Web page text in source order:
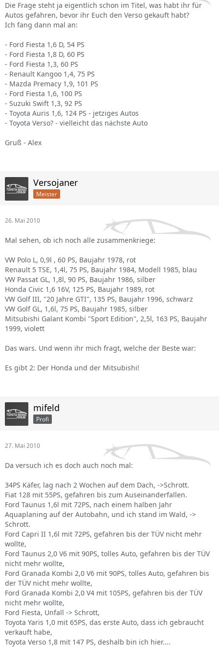
Die Frage steht ja eigentlich schon im Titel, was habt ihr für
Autos gefahren, bevor ihr Euch den Verso gekauft habt?
Ich fang dann mal an:
- Ford Fiesta 1,6 D, 54 PS
- Ford Fiesta 1,8 D, 60 PS
- Ford Fiesta 1,3, 60 PS
- Renault Kangoo 1,4, 75 PS
- Mazda Premacy 1,9, 101 PS
- Ford Fiesta 1,6, 100 PS
- Suzuki Swift 1,3, 92 PS
- Toyota Auris 1,6, 124 PS - jetziges Autos
- Toyota Verso? - vielleicht das nächste Auto
Gruß - Alex
Versojaner
Meister
26. Mai 2010
Mal sehen, ob ich noch alle zusammenkriege:
VW Polo L, 0,9l , 60 PS, Baujahr 1978, rot
Renault 5 TSE, 1,4l, 75 PS, Baujahr 1984, Modell 1985, blau
VW Passat GL, 1,8l, 90 PS, Baujahr 1986, silber
Honda Civic 1,6 16V, 125 PS, Baujahr 1989, rot
VW Golf III, "20 Jahre GTI", 135 PS, Baujahr 1996, schwarz
VW Golf GL, 1,6l, 75 PS, Baujahr 1985, silber
Mitsubishi Galant Kombi "Sport Edition", 2,5l, 163 PS, Baujahr
1999, violett
Das wars. Und wenn ihr mich fragt, welche der Beste war:
Es gibt 2: Der Honda und der Mitsubishi!
mifeld
Profi
27. Mai 2010
Da versuch ich es doch auch noch mal:
34PS Käfer, lag nach 2 Wochen auf dem Dach, ->Schrott.
Fiat 128 mit 55PS, gefahren bis zum Auseinanderfallen.
Ford Taunus 1,6l mit 72PS, nach einem halben Jahr
Aquaplaning auf der Autobahn, und ich stand im Wald, ->
Schrott.
Ford Capri II 1,6l mit 72PS, gefahren bis der TÜV nicht mehr
wollte,
Ford Taunus 2,0 V6 mit 90PS, tolles Auto, gefahren bis der TÜV
nicht mehr wollte,
Ford Granada Kombi 2,0 V6 mit 90PS, tolles Auto, gefahren bis
der TÜV nicht mehr wollte,
Ford Granada Kombi 2,0 V4 mit 105PS, gefahren bis der TÜV
nicht mehr wollte,
Ford Fiesta, Unfall -> Schrott,
Toyota Yaris 1,0 mit 65PS, das erste Auto, dass ich gebraucht
verkauft habe,
Toyota Verso 1,8 mit 147 PS, deshalb bin ich hier....